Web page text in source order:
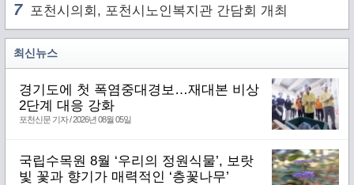
7포천시의회, 포천시노인복지관 간담회 개최
최신뉴스
경기도에 첫 폭염중대경보…재대본 비상
2단계 대응 강화
포천신문 기자 / 2026년 08월 05일
국립수목원 8월 ‘우리의 정원식물’, 보랏
빛 꽃과 향기가 매력적인 ‘층꽃나무’